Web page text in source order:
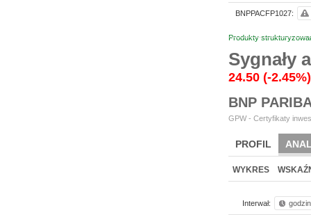
Produkty
Sygnały
24.50 (-2.45%)
BNP
GPW - Certyfikaty
PROFIL
WYKRES
Interwał:
BNPPACFP1027: